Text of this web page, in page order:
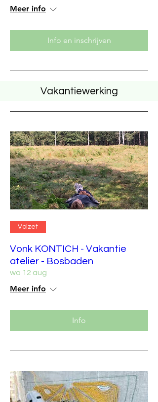
Meer info
Info en inschrijven
Vakantiewerking
Volzet
Vonk KONTICH - Vakantie
atelier - Bosbaden
wo 12 aug
Meer info
Info